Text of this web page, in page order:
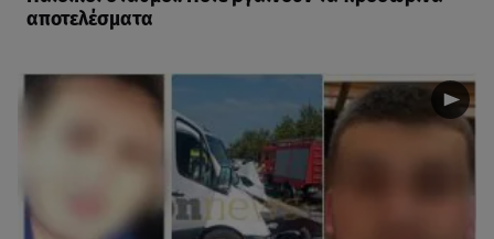
αποτελέσματα